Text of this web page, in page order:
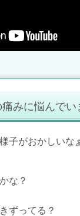
みに悩んでい
子がおかしいな
な？
ずってる？